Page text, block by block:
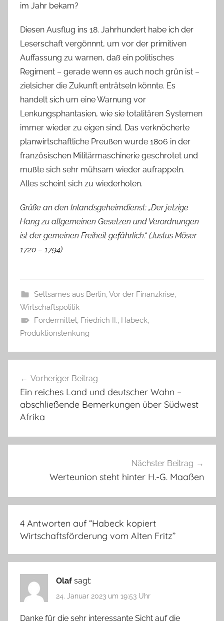
im Jahr bekam?
Diesen Ausflug ins 18. Jahrhundert habe ich der
Leserschaft vergönnnt, um vor der primitiven
Auffassung zu warnen, daß ein politisches
Regiment – gerade wenn es auch noch grün ist –
zielsicher die Zukunft enträtseln könnte. Es
handelt sich um eine Warnung vor
Lenkungsphantasien, wie sie totalitären Systemen
immer wieder zu eigen sind. Das verknöcherte
planwirtschaftliche Preußen wurde 1806 in der
französischen Militärmaschinerie geschrotet und
mußte sich sehr mühsam wieder aufrappeln.
Alles scheint sich zu wiederholen.
Grüße an den Inlandsgeheimdienst: „Der jetzige
Hang zu allgemeinen Gesetzen und Verordnungen
ist der gemeinen Freiheit gefährlich.“ (Justus Möser
1720 – 1794)
Seltsames aus Berlin,Vor der Finanzkrise,
Wirtschaftspolitik
Fördermittel, Friedrich II., Habeck,
Produktionslenkung
Vorheriger Beitrag
Ein reiches Land und deutscher Wahn –
abschließende Bemerkungen über Südwest
Afrika
Nächster Beitrag
Werteunion steht hinter H.-G. Maaßen
4 Antworten auf “Habeck kopiert
Wirtschaftsförderung vom Alten Fritz”
Olaf sagt:
24. Januar 2023 um 19:53 Uhr
Danke für die sehr interessante Sicht auf die